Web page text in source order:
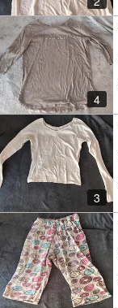
4
3